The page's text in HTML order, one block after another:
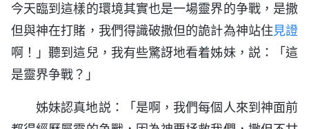
今天臨到這樣的環境其實也是一場靈界的争戰，是撒
但與神在打賭，我們得識破撒但的詭計為神站住見證
啊！」聽到這兒，我有些驚訝地看着姊妹，説：「這
是靈界争戰？」
姊妹認真地説：「是啊，我們每個人來到神面前